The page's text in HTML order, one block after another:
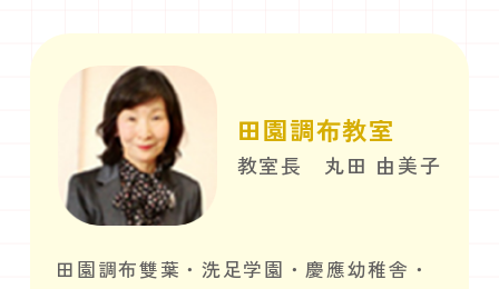
田園調布教室
教室長 丸田 由美子
田園調布雙葉・洗足学園・慶應幼稚舎・